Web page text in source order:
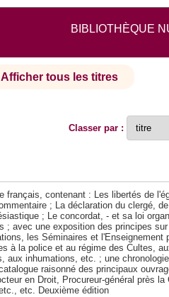
BIBLIOTHÈQUE
Afficher tous les titres
Classer par :
français, contenant : Les libertés de
; La déclaration du clergé,
; Le concordat, - et sa loi
; avec une exposition des principes
les Séminaires et l'Enseignement
à la police et au régime des Cultes,
aux inhumations, etc. ; une
raisonné des principaux
en Droit, Procureur-général près la
etc. Deuxième édition